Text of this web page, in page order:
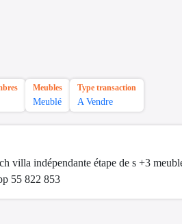
Meubles
Meublé
Type transaction
A Vendre
villa indépendante étape de s +3
55 822 853